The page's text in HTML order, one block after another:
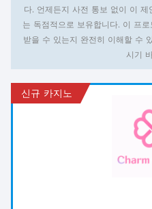
다. 언제든지 사전 통보 없이 이
는 독점적으로 보유합니다. 이 프
받을 수 있는지 완전히 이해할 수
시기
신규 카지노